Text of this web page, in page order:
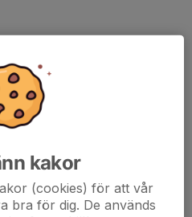
kakor
(cookies) för att vår
bra för dig. De används